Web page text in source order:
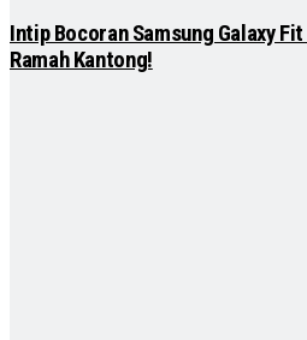
Intip Bocoran Samsung Galaxy
Ramah Kantong!